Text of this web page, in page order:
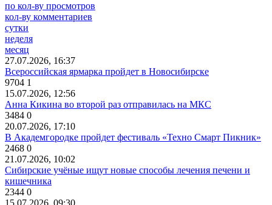
по кол-ву просмотров
кол-ву комментариев
сутки
неделя
месяц
27.07.2026, 16:37
Всероссийская ярмарка пройдет в Новосибирске
9704 1
15.07.2026, 12:56
Анна Кикина во второй раз отправилась на МКС
3484 0
20.07.2026, 17:10
В Академгородке пройдет фестиваль «Техно Смарт Пикник»
2468 0
21.07.2026, 10:02
Сибирские учёные ищут новые способы лечения печени и
кишечника
2344 0
15.07.2026, 09:30